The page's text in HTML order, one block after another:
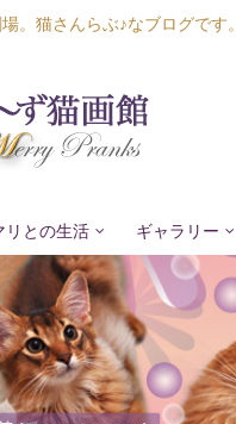
。猫さんらぶ♪なブログです。
リとの生活 ギャラリー